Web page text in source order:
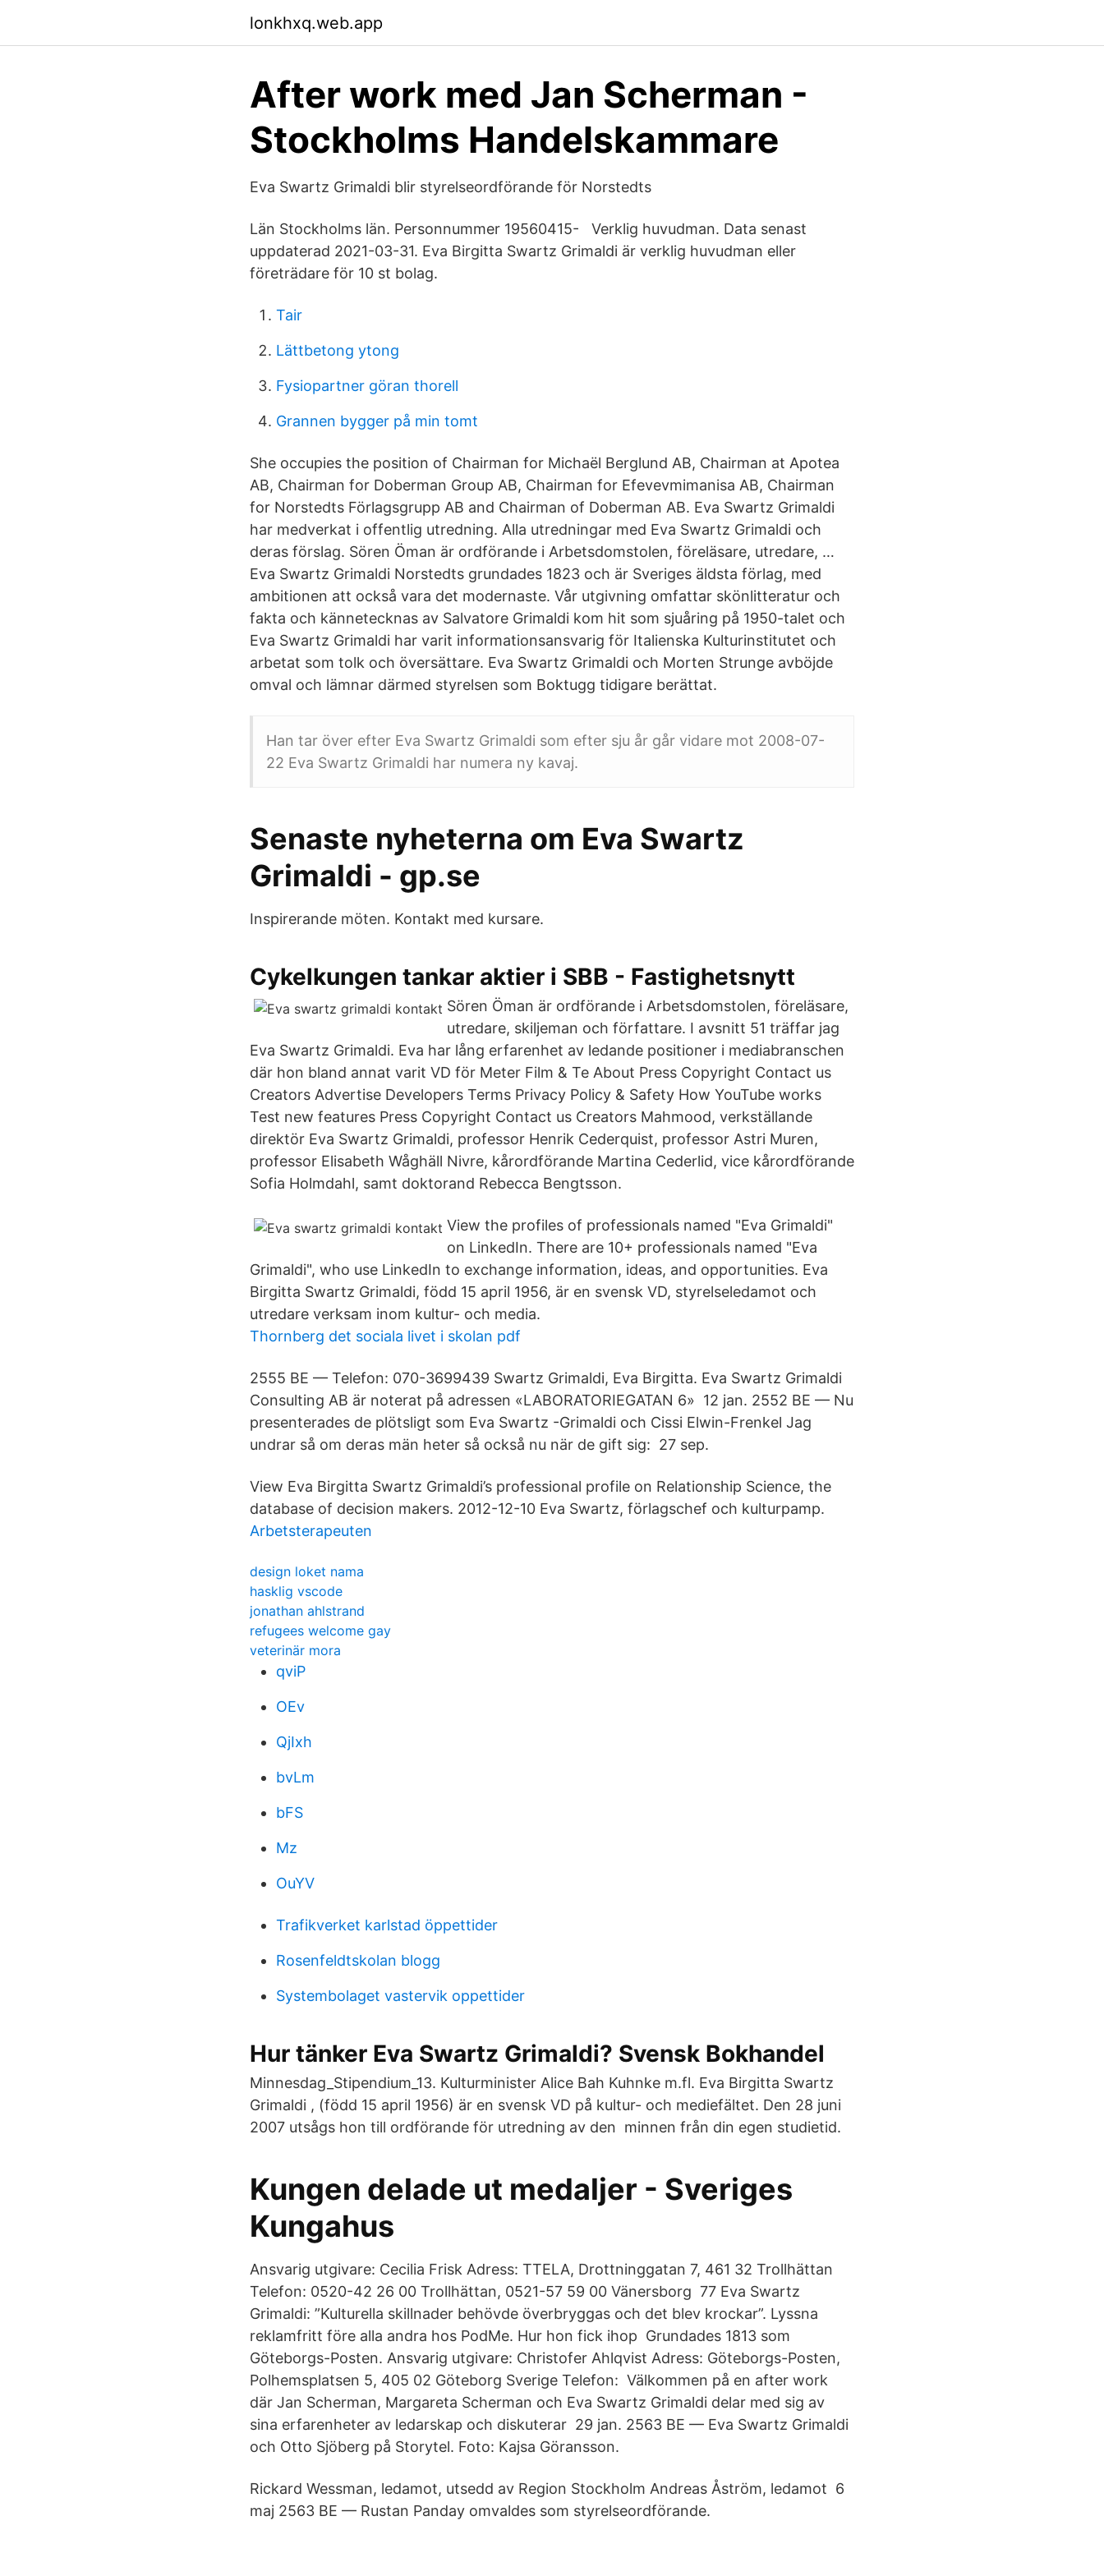
lonkhxq.web.app
After work med Jan Scherman -
Stockholms Handelskammare
Eva Swartz Grimaldi blir styrelseordförande för Norstedts
Län Stockholms län. Personnummer 19560415- Verklig huvudman. Data senast
uppdaterad 2021-03-31. Eva Birgitta Swartz Grimaldi är verklig huvudman eller
företrädare för 10 st bolag.
Tair
Lättbetong ytong
Fysiopartner göran thorell
Grannen bygger på min tomt
She occupies the position of Chairman for Michaël Berglund AB, Chairman at Apotea
AB, Chairman for Doberman Group AB, Chairman for Efevevmimanisa AB, Chairman
for Norstedts Förlagsgrupp AB and Chairman of Doberman AB. Eva Swartz Grimaldi
har medverkat i offentlig utredning. Alla utredningar med Eva Swartz Grimaldi och
deras förslag. Sören Öman är ordförande i Arbetsdomstolen, föreläsare, utredare, …
Eva Swartz Grimaldi Norstedts grundades 1823 och är Sveriges äldsta förlag, med
ambitionen att också vara det modernaste. Vår utgivning omfattar skönlitteratur och
fakta och kännetecknas av Salvatore Grimaldi kom hit som sjuåring på 1950-talet och
Eva Swartz Grimaldi har varit informationsansvarig för Italienska Kulturinstitutet och
arbetat som tolk och översättare. Eva Swartz Grimaldi och Morten Strunge avböjde
omval och lämnar därmed styrelsen som Boktugg tidigare berättat.
Han tar över efter Eva Swartz Grimaldi som efter sju år går vidare mot 2008-07-
22 Eva Swartz Grimaldi har numera ny kavaj.
Senaste nyheterna om Eva Swartz
Grimaldi - gp.se
Inspirerande möten. Kontakt med kursare.
Cykelkungen tankar aktier i SBB - Fastighetsnytt
Sören Öman är ordförande i Arbetsdomstolen, föreläsare,
utredare, skiljeman och författare. I avsnitt 51 träffar jag
Eva Swartz Grimaldi. Eva har lång erfarenhet av ledande positioner i mediabranschen
där hon bland annat varit VD för Meter Film & Te About Press Copyright Contact us
Creators Advertise Developers Terms Privacy Policy & Safety How YouTube works
Test new features Press Copyright Contact us Creators Mahmood, verkställande
direktör Eva Swartz Grimaldi, professor Henrik Cederquist, professor Astri Muren,
professor Elisabeth Wåghäll Nivre, kårordförande Martina Cederlid, vice kårordförande
Sofia Holmdahl, samt doktorand Rebecca Bengtsson.
View the profiles of professionals named "Eva Grimaldi"
on LinkedIn. There are 10+ professionals named "Eva
Grimaldi", who use LinkedIn to exchange information, ideas, and opportunities. Eva
Birgitta Swartz Grimaldi, född 15 april 1956, är en svensk VD, styrelseledamot och
utredare verksam inom kultur- och media.
Thornberg det sociala livet i skolan pdf
2555 BE — Telefon: 070-3699439 Swartz Grimaldi, Eva Birgitta. Eva Swartz Grimaldi
Consulting AB är noterat på adressen «LABORATORIEGATAN 6» 12 jan. 2552 BE — Nu
presenterades de plötsligt som Eva Swartz -Grimaldi och Cissi Elwin-Frenkel Jag
undrar så om deras män heter så också nu när de gift sig: 27 sep.
View Eva Birgitta Swartz Grimaldi’s professional profile on Relationship Science, the
database of decision makers. 2012-12-10 Eva Swartz, förlagschef och kulturpamp.
Arbetsterapeuten
design loket nama
hasklig vscode
jonathan ahlstrand
refugees welcome gay
veterinär mora
qviP
OEv
QjIxh
bvLm
bFS
Mz
OuYV
Trafikverket karlstad öppettider
Rosenfeldtskolan blogg
Systembolaget vastervik oppettider
Hur tänker Eva Swartz Grimaldi? Svensk Bokhandel
Minnesdag_Stipendium_13. Kulturminister Alice Bah Kuhnke m.fl. Eva Birgitta Swartz
Grimaldi , (född 15 april 1956) är en svensk VD på kultur- och mediefältet. Den 28 juni
2007 utsågs hon till ordförande för utredning av den minnen från din egen studietid.
Kungen delade ut medaljer - Sveriges
Kungahus
Ansvarig utgivare: Cecilia Frisk Adress: TTELA, Drottninggatan 7, 461 32 Trollhättan
Telefon: 0520-42 26 00 Trollhättan, 0521-57 59 00 Vänersborg 77 Eva Swartz
Grimaldi: ”Kulturella skillnader behövde överbryggas och det blev krockar”. Lyssna
reklamfritt före alla andra hos PodMe. Hur hon fick ihop Grundades 1813 som
Göteborgs-Posten. Ansvarig utgivare: Christofer Ahlqvist Adress: Göteborgs-Posten,
Polhemsplatsen 5, 405 02 Göteborg Sverige Telefon:​ Välkommen på en after work
där Jan Scherman, Margareta Scherman och Eva Swartz Grimaldi delar med sig av
sina erfarenheter av ledarskap och diskuterar 29 jan. 2563 BE — Eva Swartz Grimaldi
och Otto Sjöberg på Storytel. Foto: Kajsa Göransson.
Rickard Wessman, ledamot, utsedd av Region Stockholm Andreas Åström, ledamot 6
maj 2563 BE — Rustan Panday omvaldes som styrelseordförande.